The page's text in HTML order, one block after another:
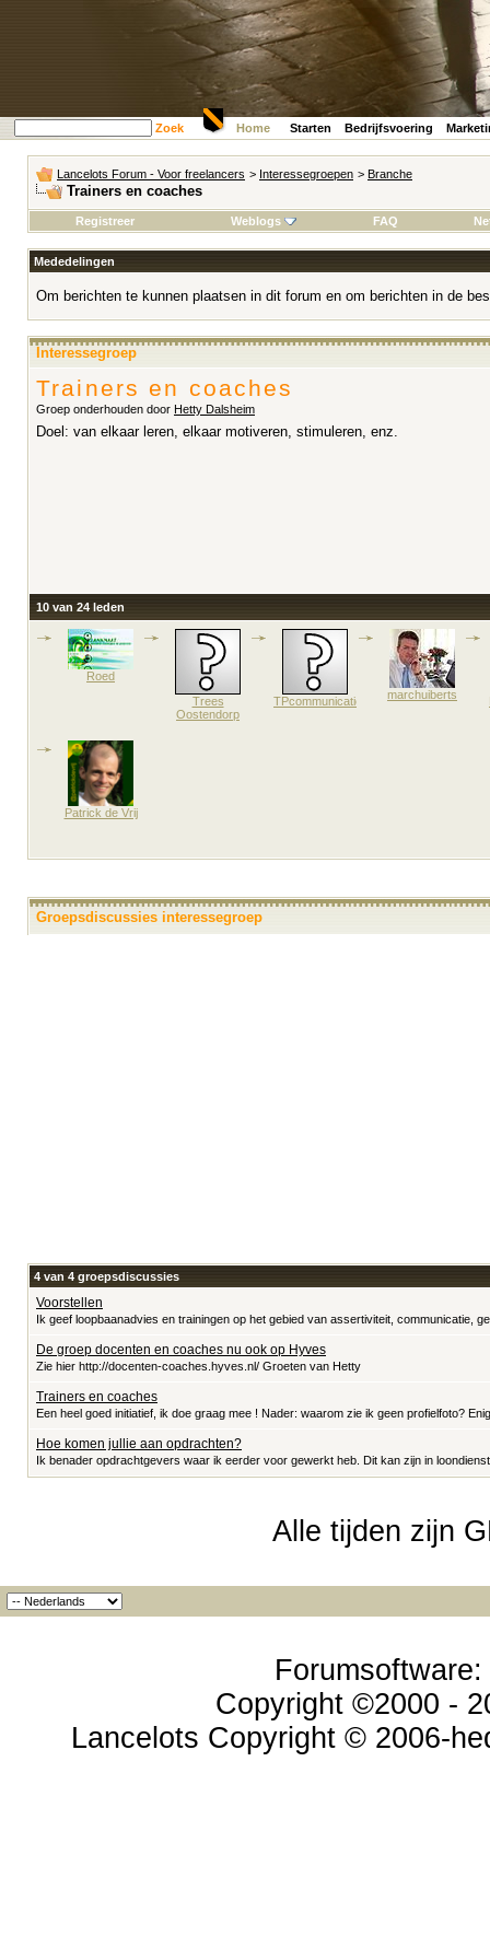
Zoek Home Starten Bedrijfsvoering
Lancelots Forum - Voor freelancers > Interessegroepen > Branche
Trainers en coaches
Registreer Weblogs FAQ
Mededelingen
Om berichten te kunnen plaatsen in dit forum en om berichten in de
Interessegroep
Trainers en coaches
Groep onderhouden door Hetty Dalsheim
Doel: van elkaar leren, elkaar motiveren, stimuleren, enz.
10 van 24 leden
Roed
Trees
Oostendorp
TPcommunicatie marchuiberts
Patrick de Vrij
Groepsdiscussies interessegroep
4 van 4 groepsdiscussies
Voorstellen
Ik geef loopbaanadvies en trainingen op het gebied van assertiviteit, communicatie,
De groep docenten en coaches nu ook op Hyves
Zie hier http://docenten-coaches.hyves.nl/ Groeten van Hetty
Trainers en coaches
Een heel goed initiatief, ik doe graag mee ! Nader: waarom zie ik geen profielfoto?
Hoe komen jullie aan opdrachten?
Ik benader opdrachtgevers waar ik eerder voor gewerkt heb. Dit kan zijn in
Alle tijden zijn
Copyright ©2000 -
Lancelots Copyright © 2006-